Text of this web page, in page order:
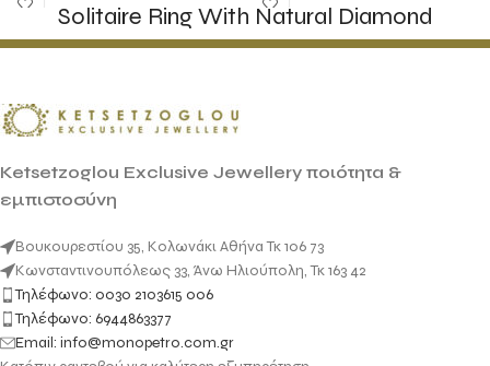
Solitaire Ring With Natural Diamond
Ketsetzoglou Exclusive Jewellery ποιότητα &
εμπιστοσύνη
Βουκουρεστίου 35, Κολωνάκι Αθήνα Τκ 106 73
Κωνσταντινουπόλεως 33, Άνω Ηλιούπολη, Τκ 163 42
Τηλέφωνο: 0030 2103615 006
Τηλέφωνο: 6944863377
Email: info@monopetro.com.gr